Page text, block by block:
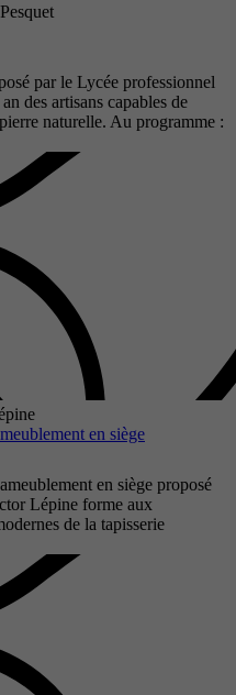
par le Lycée professionnel
des artisans capables de
naturelle. Au programme :
en siège
en siège proposé
Lépine forme aux
de la tapisserie